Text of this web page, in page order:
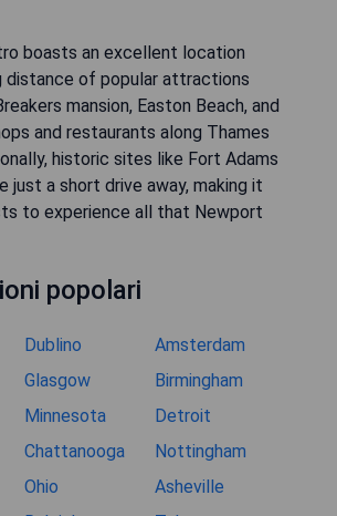
boasts an excellent location
distance of popular attractions
mansion, Easton Beach, and
and restaurants along Thames
historic sites like Fort Adams
just a short drive away, making it
to experience all that Newport
popolari
Dublino
Amsterdam
Glasgow
Birmingham
Minnesota
Detroit
Chattanooga
Nottingham
Ohio
Asheville